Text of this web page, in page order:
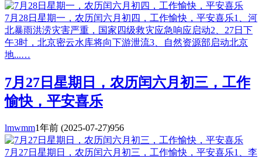
7月28日星期一，农历闰六月初四，工作愉快，平安喜乐1、河
北暴雨洪涝灾害严重，国家四级救灾应急响应启动2、27日下
午3时，北京密云水库将向下游泄流3、自然资源部启动北京
地...…
7月27日星期日，农历闰六月初三，工作
愉快，平安喜乐
lmwmm1年前 (2025-07-27)956
7月27日星期日，农历闰六月初三，工作愉快，平安喜乐1、李